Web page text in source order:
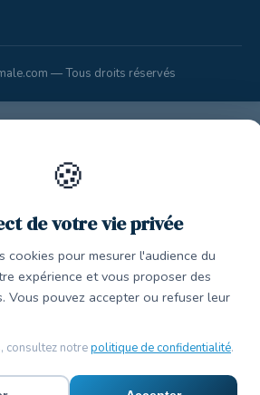
— Tous droits réservés
🍪
de votre vie privée
cookies pour mesurer l'audience du
expérience et vous proposer des
Vous pouvez accepter ou refuser leur
consultez notrepolitique de confidentialité.